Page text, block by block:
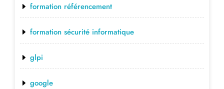
formation référencement
formation sécurité informatique
glpi
google